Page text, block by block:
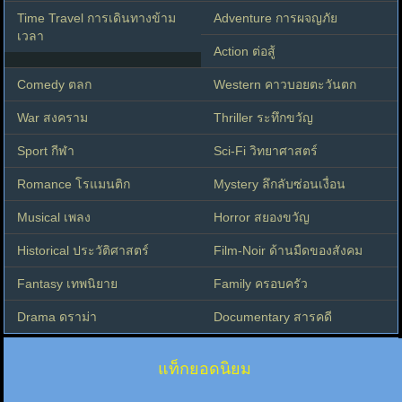
Time Travel การเดินทางข้าม
เวลา
Adventure การผจญภัย
Action ต่อสู้
Comedy ตลก Western คาวบอยตะวันตก
War สงคราม Thriller ระทึกขวัญ
Sport กีฬา Sci-Fi วิทยาศาสตร์
Romance โรแมนติก Mystery ลึกลับซ่อนเงื่อน
Musical เพลง Horror สยองขวัญ
Historical ประวัติศาสตร์ Film-Noir ด้านมืดของสังคม
Fantasy เทพนิยาย Family ครอบครัว
Drama ดราม่า Documentary สารคดี
แท็กยอดนิยม